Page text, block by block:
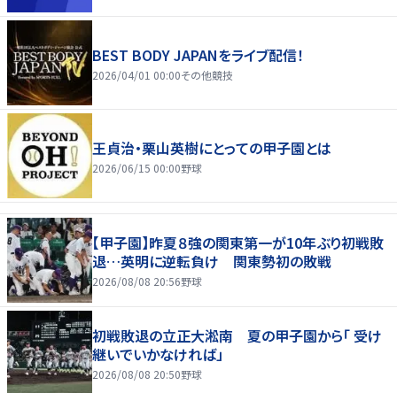
BEST BODY JAPANをライブ配信！
2026/04/01 00:00その他競技
王貞治・栗山英樹にとっての甲子園とは
2026/06/15 00:00野球
【甲子園】昨夏８強の関東第一が10年ぶり初戦敗
退…英明に逆転負け 関東勢初の敗戦
2026/08/08 20:56野球
初戦敗退の立正大淞南 夏の甲子園から「 受け
継いでいかなければ」
2026/08/08 20:50野球